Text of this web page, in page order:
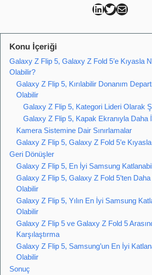
Can Kütahya Linkedin
Can Kütahya Twitter
Can Kütahya Mail
Konu İçeriği
Galaxy Z Flip 5, Galaxy Z Fold 5’e Kıyasla
Olabilir?
Galaxy Z Flip 5, Kırılabilir Donanım
Olabilir
Galaxy Z Flip 5, Kategori Lideri Olarak
Galaxy Z Flip 5, Kapak Ekranıyla Daha
Kamera Sistemine Dair Sınırlamalar
Galaxy Z Flip 5, Galaxy Z Fold 5’e
Geri Dönüşler
Galaxy Z Flip 5, En İyi Samsung
Galaxy Z Flip 5, Galaxy Z Fold 5’ten
Olabilir
Galaxy Z Flip 5, Yılın En İyi Samsung
Olabilir
Galaxy Z Flip 5 ve Galaxy Z Fold 5
Karşılaştırma
Galaxy Z Flip 5, Samsung’un En İyi
Olabilir
Sonuç